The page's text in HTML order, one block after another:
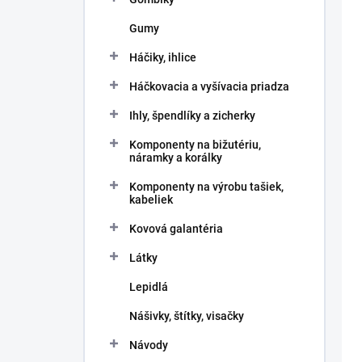
Gumy
Háčiky, ihlice
Háčkovacia a vyšívacia priadza
Ihly, špendlíky a zicherky
Komponenty na bižutériu,
náramky a korálky
Komponenty na výrobu tašiek,
kabeliek
Kovová galantéria
Látky
Lepidlá
Nášivky, štítky, visačky
Návody